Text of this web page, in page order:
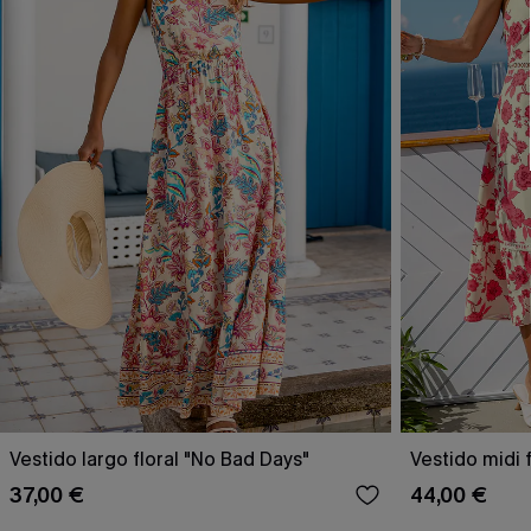
Vestido largo floral "No Bad Days"
37,00 €
Vestido midi
44,00 €